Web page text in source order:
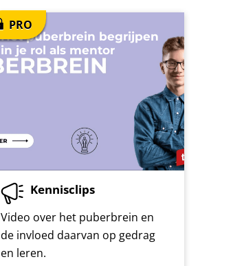
Het puberbrein begrijpen
in je rol als mentor
Kennisclips
Video over het puberbrein en
de invloed daarvan op gedrag
en leren.